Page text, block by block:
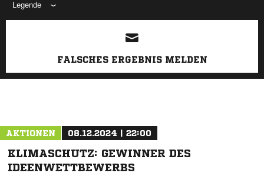
Legende
ANZEIGE
FALSCHES ERGEBNIS MELDEN
AKTIONEN 08.12.2024 | 22:00
KLIMASCHUTZ: GEWINNER DES
IDEENWETTBEWERBS